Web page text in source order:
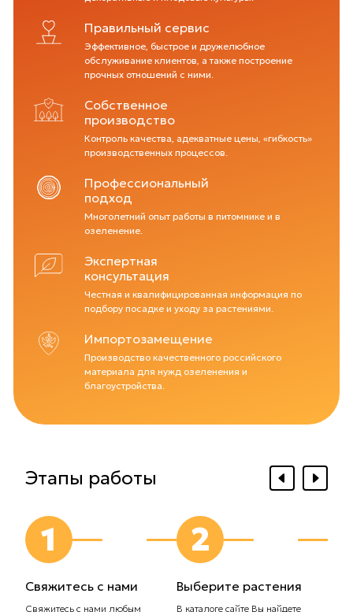
Правильный сервис
Эффективное, быстрое и дружелюбное
обслуживание клиентов, а также построение
прочных отношений с ними.
Собственное
производство
Контроль качества, адекватные цены, «гибкость»
производственных процессов.
Профессиональный
подход
Многолетний опыт работы в питомнике и в
озеленение.
Экспертная
консультация
Честная и квалифицированная информация по
подбору посадке и уходу за растениями.
Импортозамещение
Производство качественного российского
материала для нужд озеленения и
благоустройства.
Этапы работы
1
Свяжитесь с нами
Свяжитесь с нами любым
2
Выберите растения
В каталоге сайте Вы найдете